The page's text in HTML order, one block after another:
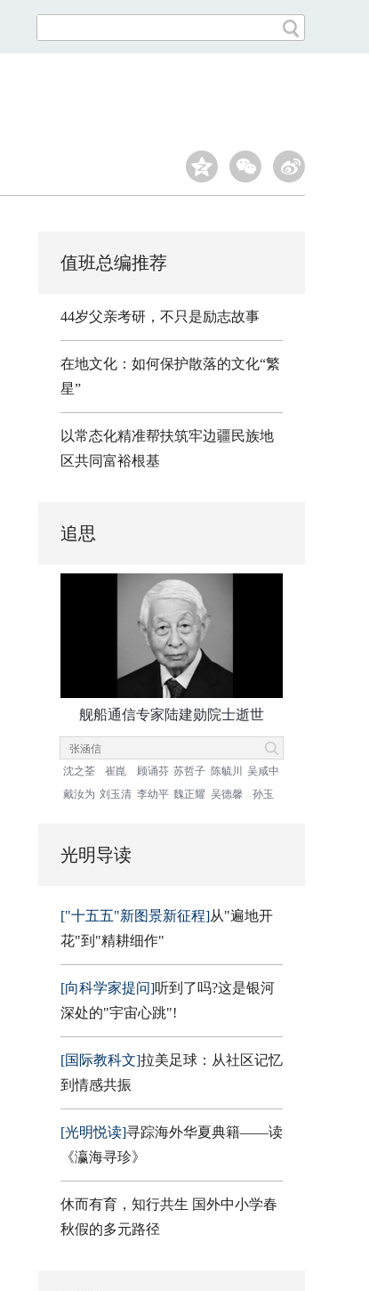
值班总编推荐
44岁父亲考研，不只是励志故事
在地文化：如何保护散落的文化“繁
星”
以常态化精准帮扶筑牢边疆民族地
区共同富裕根基
追思
舰船通信专家陆建勋院士逝世
沈之荃 崔崑 顾诵芬 苏哲子 陈毓川
吴咸中
戴汝为 刘玉清 李幼平 魏正耀 吴德馨 孙玉
光明导读
["十五五"新图景新征程]从"遍地开
花"到"精耕细作"
[向科学家提问]听到了吗?这是银河
深处的"宇宙心跳"!
[国际教科文]拉美足球：从社区记忆
到情感共振
[光明悦读]寻踪海外华夏典籍——读
《瀛海寻珍》
休而有育，知行共生 国外中小学春
秋假的多元路径